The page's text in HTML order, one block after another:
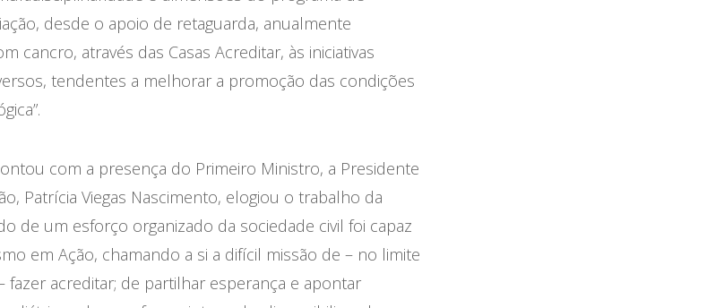
desde o apoio de retaguarda, anualmente
cancro, através das Casas Acreditar, às iniciativas
tendentes a melhorar a promoção das condições
com a presença do Primeiro Ministro, a Presidente
, Patrícia Viegas Nascimento, elogiou o trabalho da
de um esforço organizado da sociedade civil foi capaz
em Ação, chamando a si a difícil missão de – no limite
acreditar; de partilhar esperança e apontar